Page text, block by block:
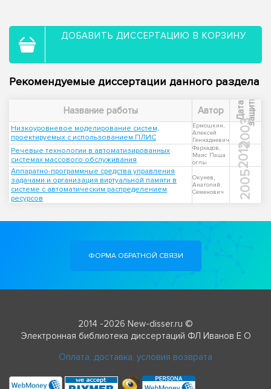
ДОБАВИТЬ ДИССЕРТАЦИЮ В КОРЗИНУ
Рекомендуемые диссертации данного раздела
Название работы Автор Д
а
т
а
з
а
щ
и
ты
Низкоуровневое моделирование систем,
проектируемых с использованием ПЛИС
Ермошкин,
Алексей
Геннадиевич
2003
Речевые технологии в автоматизированных
системах массового обслуживания
Фархадов,
Маис Паша
оглы
2012
Аппаратно-программные средства управления
задачами и организация виртуальной памяти в
системе с автоматическим распределением
ресурсов
Окунев,
Анатолий
Семенович
2005
ФОРМА ОБРАТНОЙ СВЯЗИ
2014 -2026 New-disser.ru ©
Электронная библиотека диссертаций ФЛ Иванов Е О
Оплата, доставка, условия возврата